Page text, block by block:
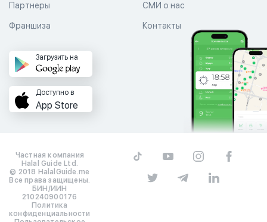
СМИ о нас
Контакты
Партнеры
Франшиза
Загрузить на
Доступно в
App Store
Частная компания
Halal Guide Ltd.
© 2018 HalalGuide.me
Все права защищены.
БИН/ИИН
210240900176
Политика
конфиденциальности